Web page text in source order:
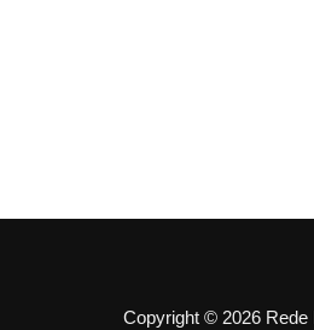
Copyright © 2026 Rede